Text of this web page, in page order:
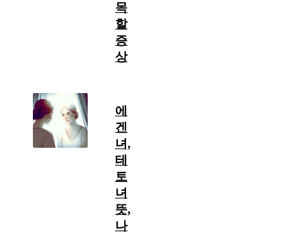
목
할
증
상
에
겐
녀,
테
토
녀
뜻,
나